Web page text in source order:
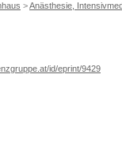
>Anästhesie,
id/eprint/9429